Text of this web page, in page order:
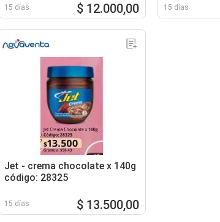
15 días $ 12.000,00 15 días
Jet - crema chocolate x 140g
código: 28325
15 días $ 13.500,00